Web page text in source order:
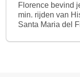
Florence bevind
min. rijden van
Santa Maria del